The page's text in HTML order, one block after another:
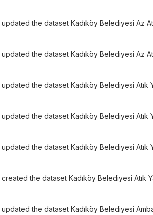
updated the dataset Kadıköy Belediyesi Az
updated the dataset Kadıköy Belediyesi Az
updated the dataset Kadıköy Belediyesi Atık
updated the dataset Kadıköy Belediyesi Atık
updated the dataset Kadıköy Belediyesi Atık
created the dataset Kadıköy Belediyesi Atık
updated the dataset Kadıköy Belediyesi